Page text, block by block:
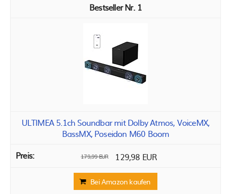
1
ULTIMEA 5.1ch Soundbar mit Dolby Atmos, VoiceMX,
BassMX, Poseidon M60 Boom
179,99 EUR 129,98 EUR
Bei Amazon kaufen